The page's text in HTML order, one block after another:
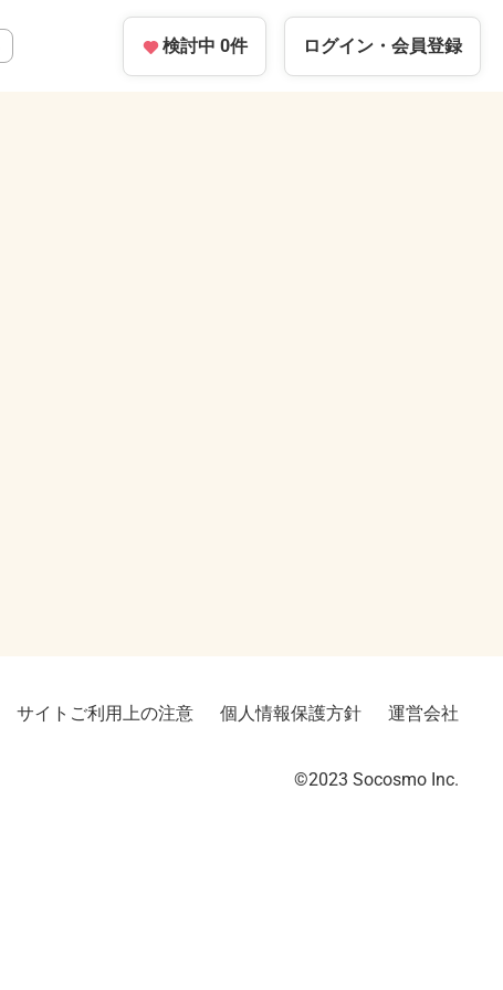
検討中 0件 ログイン・ 会員登録
サイトご利用上の注意 個人情報保護方針 運営会社
©2023︎ Socosmo Inc.